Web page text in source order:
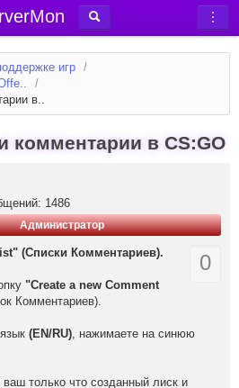
игр /
/
в..
комментарии в CS:GO
1486
Администратор
0
(Списки Комментариев).
"Create a new Comment
Комментариев).
(EN/RU), нажимаете на синюю
только что созданный лиск и